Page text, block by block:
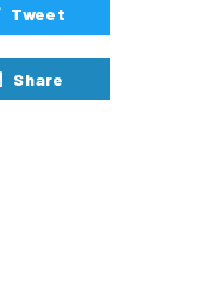
Tweet
Share